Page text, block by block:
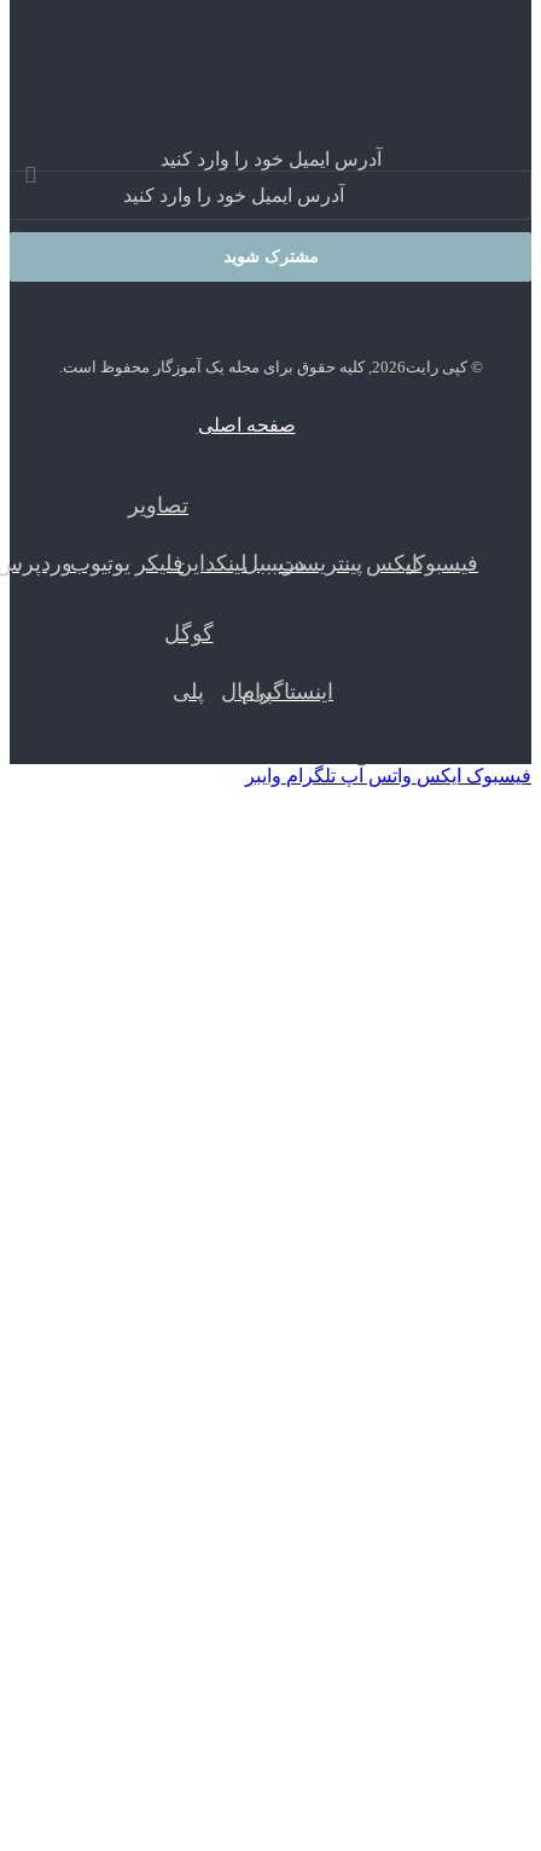
آدرس ایمیل خود را وارد کنید
کلیه حقوق برای مجله یک آموزگار محفوظ است.
صفحه اصلی
ایکسپینتریستدریبببللینکداینفلیکر یوتیوب وردپرس
اینستاگرامپی‌پال پلی
ایکس واتس آپ تلگرام وایبر